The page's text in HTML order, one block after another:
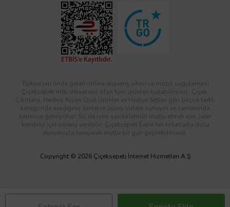
Türkiye’nin önde gelen online alışveriş sitesi ve mobil uygulaması
Çiçeksepeti’nde, ihtiyacınız olan tüm ürünleri bulabilirsiniz. Çiçek,
Çikolata, Hediye, Kişiye Özel Ürünler ve Hediye Setleri gibi birçok farklı
kategoride aradığınız binlerce ürünü sizlere sunuyor ve zamanında
kapınıza getiriyoruz! Siz de ister sevdiklerinizi mutlu etmek için, ister
kendiniz için sipariş verebilir; Çiçeksepeti Extra’nın fırsatlarla dolu
dünyasıyla tanışarak mutlu bir gün geçirebilirsiniz.
Copyright © 2026 Çiçeksepeti İnternet Hizmetleri A.Ş